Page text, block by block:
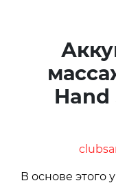
Hand
В основе этого